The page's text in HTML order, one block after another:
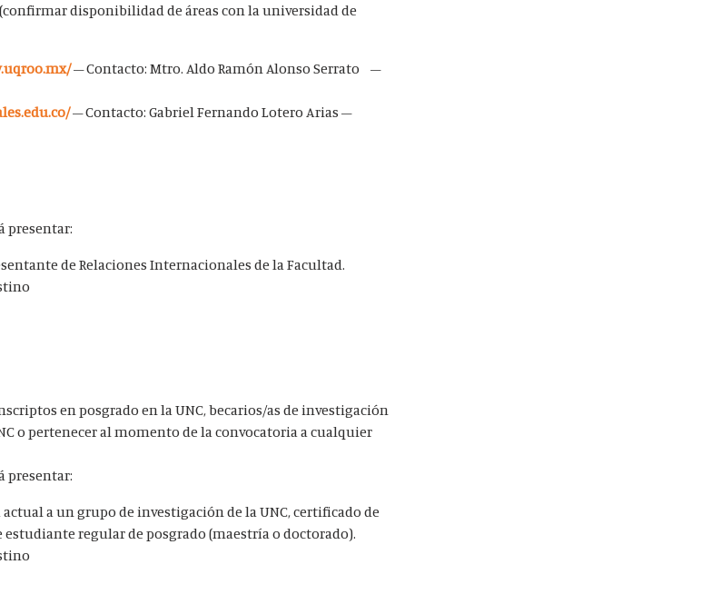
disponibilidad de áreas con la universidad de
– Contacto: Mtro. Aldo Ramón Alonso Serrato –
– Contacto: Gabriel Fernando Lotero Arias –
presentar:
de Relaciones Internacionales de la Facultad.
en posgrado en la UNC, becarios/as de investigación
o pertenecer al momento de la convocatoria a cualquier
presentar:
a un grupo de investigación de la UNC, certificado de
estudiante regular de posgrado (maestría o doctorado).